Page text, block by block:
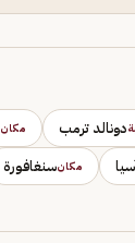
دونالد ترمب مكان
مكانسنغافورة